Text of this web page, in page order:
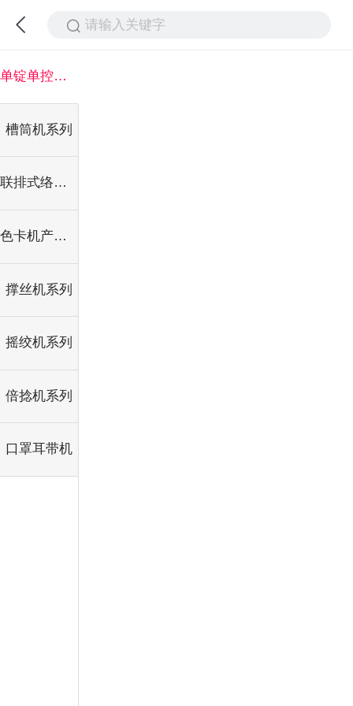
请输入关键字
单锭单控系列
槽筒机系列
联排式络筒机系列
色卡机产品系列
撑丝机系列
摇绞机系列
倍捻机系列
口罩耳带机